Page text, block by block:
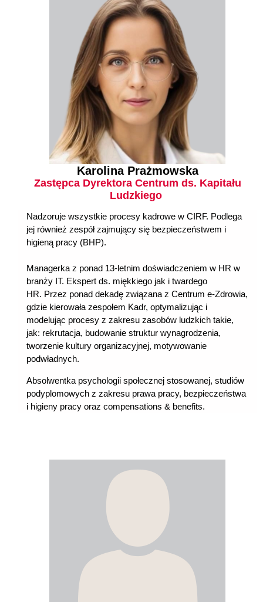
Karolina Prażmowska
Zastępca Dyrektora Centrum ds. Kapitału
Ludzkiego
Nadzoruje wszystkie procesy kadrowe w CIRF. Podlega
jej również zespół zajmujący się bezpieczeństwem i
higieną pracy (BHP).
Managerka z ponad 13-letnim doświadczeniem w HR w
branży IT. Ekspert ds. miękkiego jak i twardego
HR. Przez ponad dekadę związana z Centrum e-Zdrowia,
gdzie kierowała zespołem Kadr, optymalizując i
modelując procesy z zakresu zasobów ludzkich takie,
jak: rekrutacja, budowanie struktur wynagrodzenia,
tworzenie kultury organizacyjnej, motywowanie
podwładnych.
Absolwentka psychologii społecznej stosowanej, studiów
podyplomowych z zakresu prawa pracy, bezpieczeństwa
i higieny pracy oraz compensations & benefits.